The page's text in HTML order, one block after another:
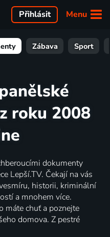
Menu
Přihlásit
Zábava Sport
roku 2008
dokumenty
Lepší.TV. Čekají na vás
historii, kriminální
a mnohem více.
máte chuť a poznejte
domova. Z pestré